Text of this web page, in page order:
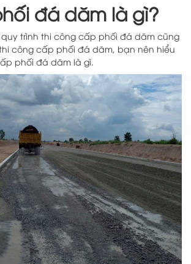
đá dăm là gì?
quy trình thi công cấp phối đá dăm cũng
công cấp phối đá dăm, bạn nên hiểu
phối đá dăm là gì.